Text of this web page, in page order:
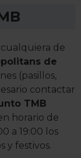
de
de
(pasillos,
contactar
TMB
horario de
a 19:00 los
y festivos.